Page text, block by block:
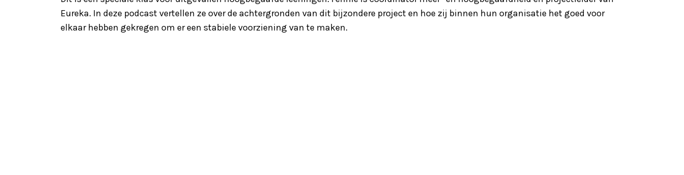
Eureka. In deze podcast vertellen ze over de achtergronden van dit bijzondere project en hoe zij binnen hun organisatie het goed voor
elkaar hebben gekregen om er een stabiele voorziening van te maken.